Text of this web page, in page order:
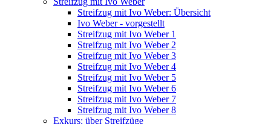
Streifzug mit Ivo Weber: Übersicht
Ivo Weber - vorgestellt
Streifzug mit Ivo Weber 1
Streifzug mit Ivo Weber 2
Streifzug mit Ivo Weber 3
Streifzug mit Ivo Weber 4
Streifzug mit Ivo Weber 5
Streifzug mit Ivo Weber 6
Streifzug mit Ivo Weber 7
Streifzug mit Ivo Weber 8
Exkurs: über Streifzüge